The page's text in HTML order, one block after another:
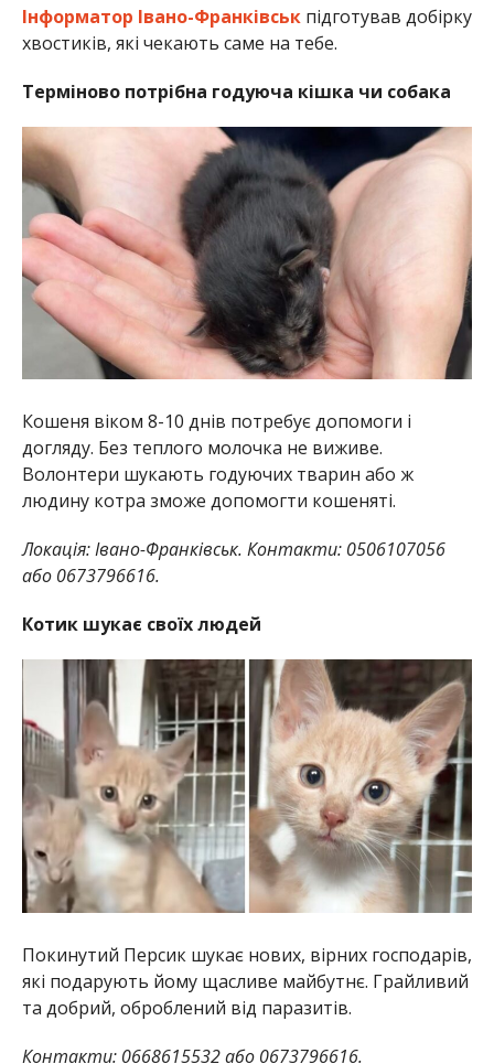
Інформатор Івано-Франківськпідготував добірку
хвостиків, які чекають саме на тебе.
Терміново потрібна годуюча кішка чи собака
Кошеня віком 8-10 днів потребує допомоги і
догляду. Без теплого молочка не виживе.
Волонтери шукають годуючих тварин або ж
людину котра зможе допомогти кошеняті.
Локація: Івано-Франківськ. Контакти: 0506107056
або 0673796616.
Котик шукає своїх людей
Покинутий Персик шукає нових, вірних господарів,
які подарують йому щасливе майбутнє. Грайливий
та добрий, оброблений від паразитів.
Контакти: 0668615532 або 0673796616.